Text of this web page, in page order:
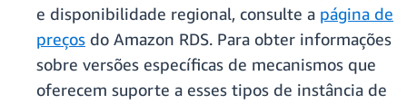
e disponibilidade regional, consulte a página de
preços do Amazon RDS. Para obter informações
sobre versões específicas de mecanismos que
oferecem suporte a esses tipos de instância de